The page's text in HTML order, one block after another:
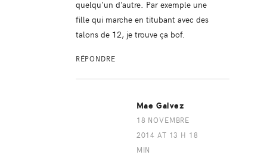
quelqu’un d’autre. Par exemple une
fille qui marche en titubant avec des
talons de 12, je trouve ça bof.
RÉPONDRE
Mae Galvez
18 NOVEMBRE
2014 AT 13 H 18
MIN